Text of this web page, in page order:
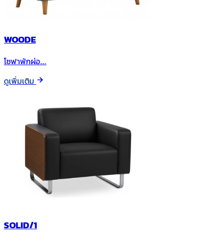
WOODE
โซฟาพักผ่อ…
ดูเพิ่มเติม
SOLID/1